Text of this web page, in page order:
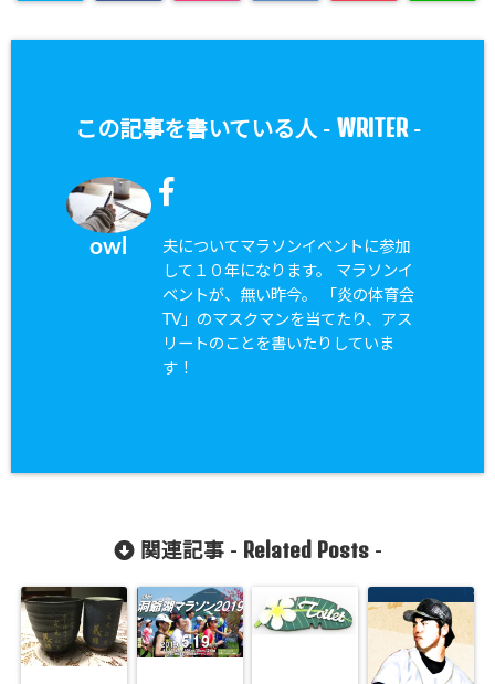
この記事を書いている人 - WRITER-
owl
夫についてマラソンイベントに参加
して１０年になります。 マラソンイ
ベントが、無い昨今。 「炎の体育会
TV」のマスクマンを当てたり、アス
リートのことを書いたりしていま
す！
関連記事 - Related Posts-